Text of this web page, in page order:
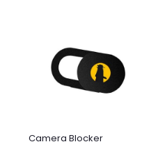
Añadir a la cesta
Camera Blocker